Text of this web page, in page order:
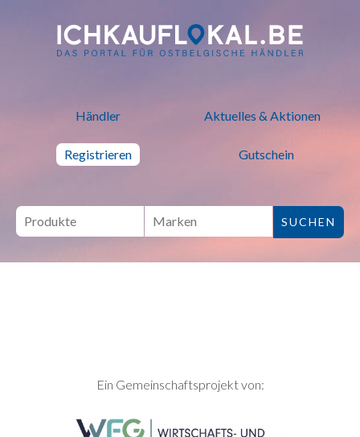
ich kauf lokal - Bei lokalen
Händler Aktuelles & Aktionen
Registrieren Gutschein
SEITENFUSSEin Gemeinschaftsprojekt von: